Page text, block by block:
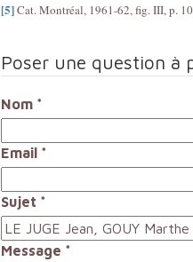
[5]Cat. Montréal, 1961-62, fig. III, p.
Poser une question à
Nom *
Email *
Sujet *
Message *